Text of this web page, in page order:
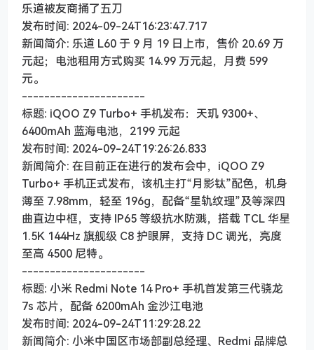
乐道被友商捅了五刀
发布时间: 2024-09-24T16:23:47.717
新闻简介: 乐道 L60 于 9 月 19 日上市，售价 20.69 万
元起；电池租用方式购买 14.99 万元起，月费 599
元。
----------------------
标题: iQOO Z9 Turbo+ 手机发布：天玑 9300+、
6400mAh 蓝海电池，2199 元起
发布时间: 2024-09-24T19:26:26.833
新闻简介: 在目前正在进行的发布会中，iQOO Z9
Turbo+ 手机正式发布，该机主打“月影钛”配色，机身
薄至 7.98mm，轻至 196g，配备“星轨纹理”及等深四
曲直边中框，支持 IP65 等级抗水防溅，搭载 TCL 华星
1.5K 144Hz 旗舰级 C8 护眼屏，支持 DC 调光，亮度
至高 4500 尼特。
----------------------
标题: 小米 Redmi Note 14 Pro+ 手机首发第三代骁龙
7s 芯片，配备 6200mAh 金沙江电池
发布时间: 2024-09-24T11:29:28.22
新闻简介: 小米中国区市场部副总经理、Redmi 品牌总